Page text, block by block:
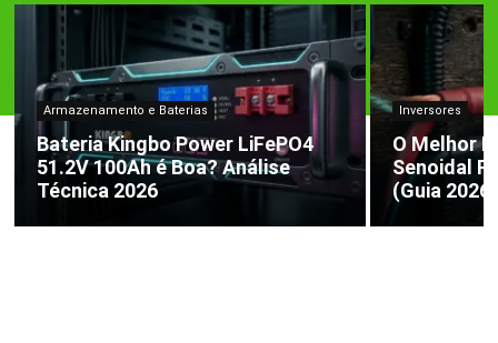
Armazenamento e Baterias
Bateria Kingbo Power LiFePO4
51.2V 100Ah é Boa? Análise
Técnica 2026
Inversores
O Melhor
Senoidal
(Guia 2026)